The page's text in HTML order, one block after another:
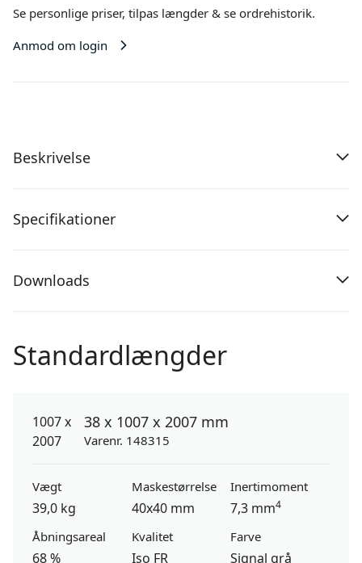
Se personlige priser, tilpas længder & se ordrehistorik.
Anmod om login
Beskrivelse
Specifikationer
Downloads
Standardlængder
38 x 1007 x 2007 mm
Varenr. 148315
Vægt
39,0 kg
Maskestørrelse
40x40 mm
Inertimoment
7,3 mm4
Åbningsareal
68 %
Kvalitet
Iso FR
Farve
Signal grå